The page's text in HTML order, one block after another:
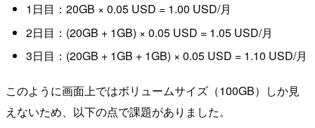
1日目：20GB × 0.05 USD = 1.00 USD/月
2日目：(20GB + 1GB) × 0.05 USD = 1.05 USD/月
3日目：(20GB + 1GB + 1GB) × 0.05 USD = 1.10 USD/月
このように画面上ではボリュームサイズ（100GB）しか見
えないため、以下の点で課題がありました。